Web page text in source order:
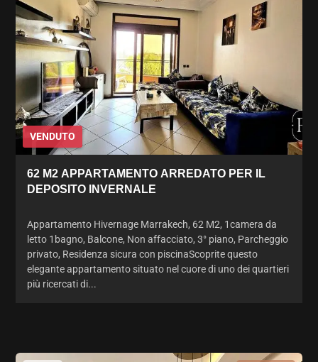
VENDUTO
62 M2 APPARTAMENTO ARREDATO PER IL
DEPOSITO INVERNALE
Appartamento Hivernage Marrakech, 62 M2, 1camera da
letto 1bagno, Balcone, Non affacciato, 3° piano, Parcheggio
privato, Residenza sicura con piscinaScoprite questo
elegante appartamento situato nel cuore di uno dei quartieri
più ricercati di...